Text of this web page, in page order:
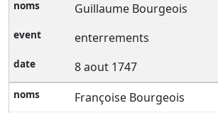
Guillaume Bourgeois
enterrements
8 aout 1747
Françoise Bourgeois